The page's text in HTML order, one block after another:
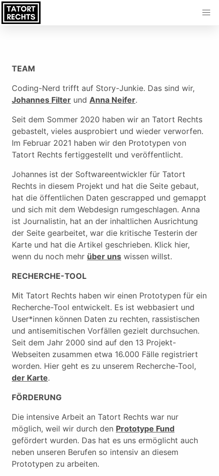
TEAM
Coding-Nerd trifft auf Story-Junkie. Das sind wir,
Johannes Filter und Anna Neifer.
Seit dem Sommer 2020 haben wir an Tatort Rechts
gebastelt, vieles ausprobiert und wieder verworfen.
Im Februar 2021 haben wir den Prototypen von
Tatort Rechts fertiggestellt und veröffentlicht.
Johannes ist der Softwareentwickler für Tatort
Rechts in diesem Projekt und hat die Seite gebaut,
hat die öffentlichen Daten gescrapped und gemappt
und sich mit dem Webdesign rumgeschlagen. Anna
ist Journalistin, hat an der inhaltlichen Ausrichtung
der Seite gearbeitet, war die kritische Testerin der
Karte und hat die Artikel geschrieben. Klick hier,
wenn du noch mehr über uns wissen willst.
RECHERCHE-TOOL
Mit Tatort Rechts haben wir einen Prototypen für ein
Recherche-Tool entwickelt. Es ist webbasiert und
User*innen können Daten zu rechten, rassistischen
und antisemitischen Vorfällen gezielt durchsuchen.
Seit dem Jahr 2000 sind auf den 13 Projekt-
Webseiten zusammen etwa 16.000 Fälle registriert
worden. Hier geht es zu unserem Recherche-Tool,
der Karte.
FÖRDERUNG
Die intensive Arbeit an Tatort Rechts war nur
möglich, weil wir durch den Prototype Fund
gefördert wurden. Das hat es uns ermöglicht auch
neben unseren Berufen so intensiv an diesem
Prototypen zu arbeiten.